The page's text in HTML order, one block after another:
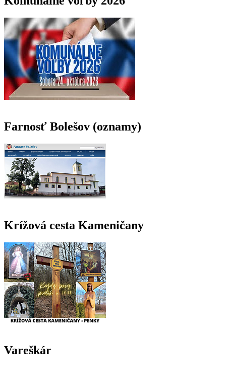
Farnosť Bolešov (oznamy)
Krížová cesta Kameničany
Vareškár